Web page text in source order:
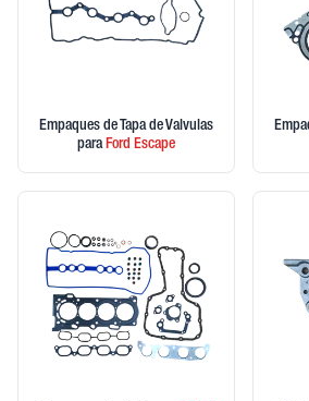
Empaques de Tapa de Valvulas
paraFord Escape